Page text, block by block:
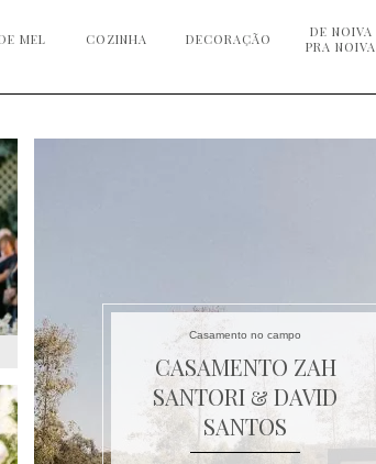
MEL COZINHA DECORAÇÃO
DE NOIVA
PRA NOIVA
Casamento no campo
CASAMENTO ZAH
SANTORI & DAVID
SANTOS